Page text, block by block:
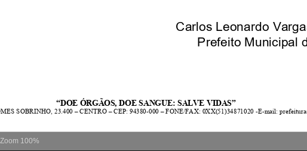
Zoom 100%